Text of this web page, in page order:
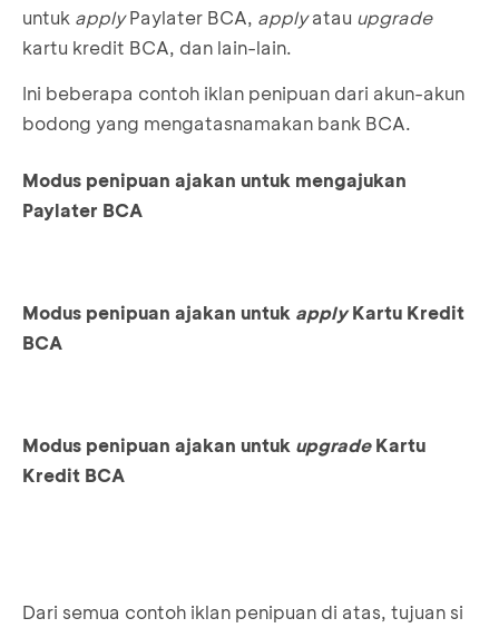
untuk applyPaylater BCA, applyatau upgrade
kartu kredit BCA, dan lain-lain.
Ini beberapa contoh iklan penipuan dari akun-akun
bodong yang mengatasnamakan bank BCA.
Modus penipuan ajakan untuk mengajukan
Paylater BCA
Modus penipuan ajakan untuk applyKartu Kredit
BCA
Modus penipuan ajakan untuk upgradeKartu
Kredit BCA
Dari semua contoh iklan penipuan di atas, tujuan si